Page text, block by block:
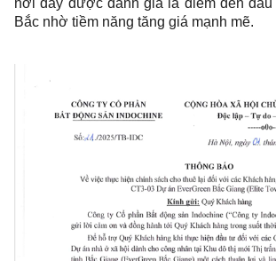
nơi đây được đánh giá là điểm đến
Bắc nhờ tiềm năng tăng giá mạnh mẽ.